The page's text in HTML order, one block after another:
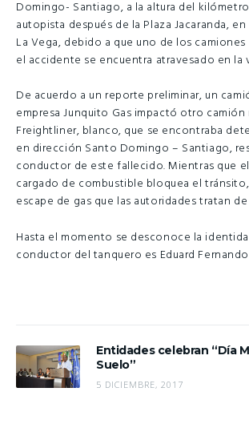
Domingo- Santiago, a la altura del
autopista después de la Plaza Jacaranda,
La Vega, debido a que uno de los
el accidente se encuentra atravesado en la
De acuerdo a un reporte preliminar, un
empresa Junquito Gas impactó otro camión
Freightliner, blanco, que se encontraba
en dirección Santo Domingo – Santiago,
conductor de este fallecido. Mientras que
cargado de combustible bloquea el
escape de gas que las autoridades tratan
Hasta el momento se desconoce la
conductor del tanquero es Eduard
Entidades celebran “Día
Suelo”
5 DICIEMBRE, 2017